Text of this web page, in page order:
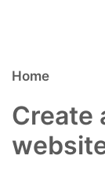
Home
Create